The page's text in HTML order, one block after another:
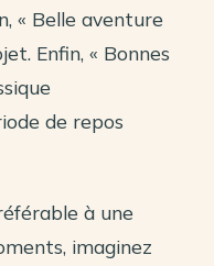
« Belle aventure
Enfin, « Bonnes
de repos
à une
imaginez